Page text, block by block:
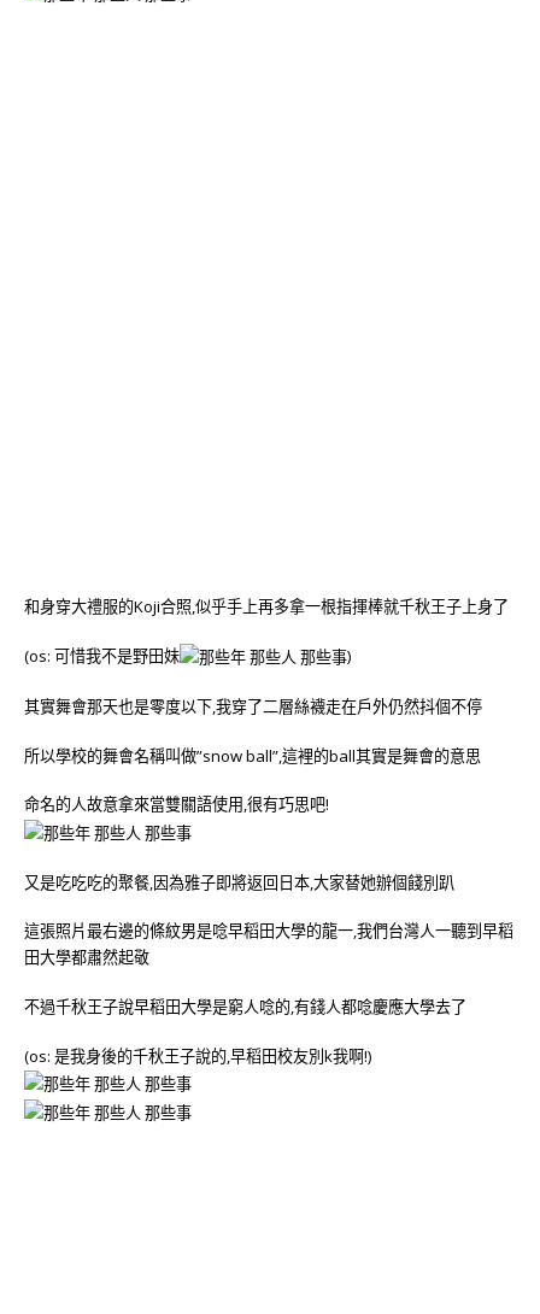
和身穿大禮服的Koji合照,似乎手上再多拿一根指揮棒就千秋王子上身了
(os: 可惜我不是野田妹 )
其實舞會那天也是零度以下,我穿了二層絲襪走在戶外仍然抖個不停
所以學校的舞會名稱叫做”snow ball”,這裡的ball其實是舞會的意思
命名的人故意拿來當雙關語使用,很有巧思吧!
又是吃吃吃的聚餐,因為雅子即將返回日本,大家替她辦個餞別趴
這張照片最右邊的條紋男是唸早稻田大學的龍一,我們台灣人一聽到早稻
田大學都肅然起敬
不過千秋王子說早稻田大學是窮人唸的,有錢人都唸慶應大學去了
(os: 是我身後的千秋王子說的,早稻田校友別k我啊!)